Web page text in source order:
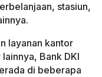
stasiun,
layanan kantor
Bank DKI
di beberapa